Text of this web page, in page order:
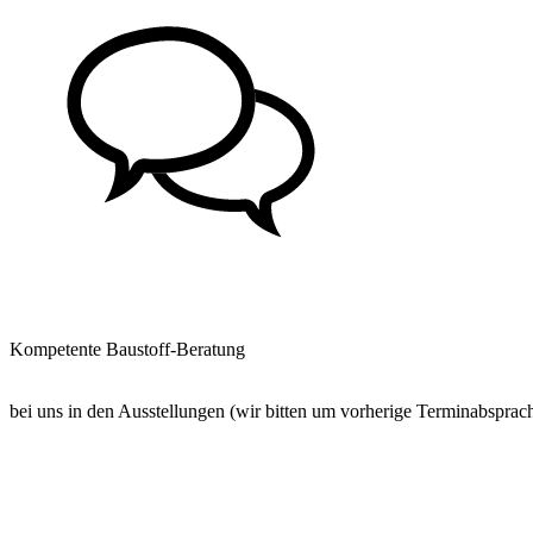
Kompetente Baustoff-Beratung
bei uns in den Ausstellungen (wir bitten um vorherige